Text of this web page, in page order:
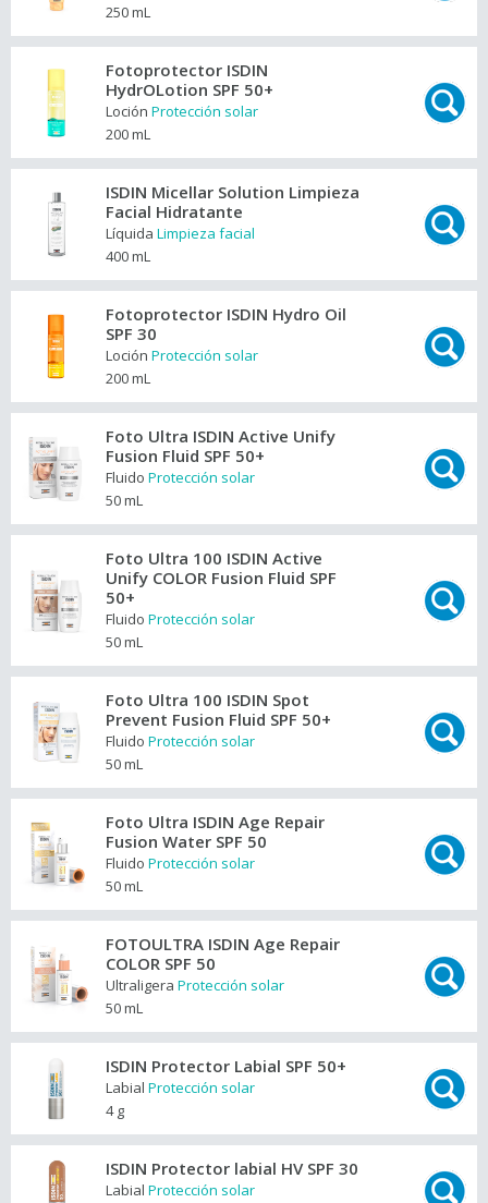
250 mL
Fotoprotector ISDIN
HydrOLotion SPF 50+
Loción Protección solar
200 mL
ISDIN Micellar Solution Limpieza
Facial Hidratante
Líquida Limpieza facial
400 mL
Fotoprotector ISDIN Hydro Oil
SPF 30
Loción Protección solar
200 mL
Foto Ultra ISDIN Active Unify
Fusion Fluid SPF 50+
Fluido Protección solar
50 mL
Foto Ultra 100 ISDIN Active
Unify COLOR Fusion Fluid SPF
50+
Fluido Protección solar
50 mL
Foto Ultra 100 ISDIN Spot
Prevent Fusion Fluid SPF 50+
Fluido Protección solar
50 mL
Foto Ultra ISDIN Age Repair
Fusion Water SPF 50
Fluido Protección solar
50 mL
FOTOULTRA ISDIN Age Repair
COLOR SPF 50
Ultraligera Protección solar
50 mL
ISDIN Protector Labial SPF 50+
Labial Protección solar
4 g
ISDIN Protector labial HV SPF 30
Labial Protección solar